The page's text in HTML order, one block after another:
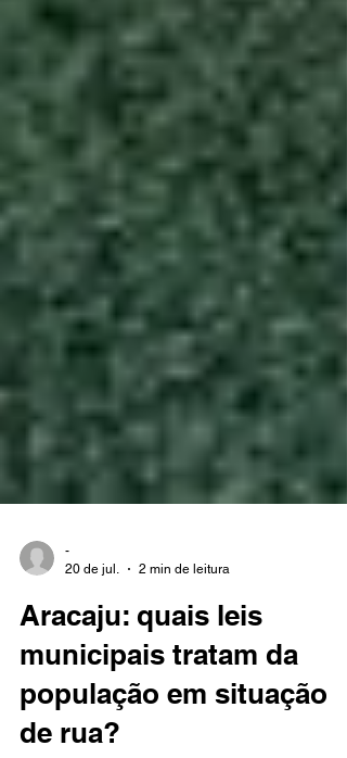
20 de jul.
2 min de leitura
Aracaju: quais leis
municipais tratam da
população em situação